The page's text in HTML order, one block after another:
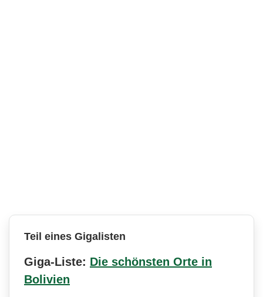
Teil eines Gigalisten
Giga-Liste: Die schönsten Orte in
Bolivien